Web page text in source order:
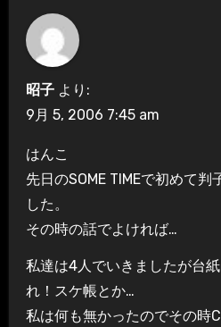
昭子 より:
9月 5, 2006 7:45 am
はんこ
先日のSOME TIMEで初めて判
した。
その時の話でよければ…
私達は4人でいきましたが台
れ！スケ帳とか…
私は何も無かったのでその時